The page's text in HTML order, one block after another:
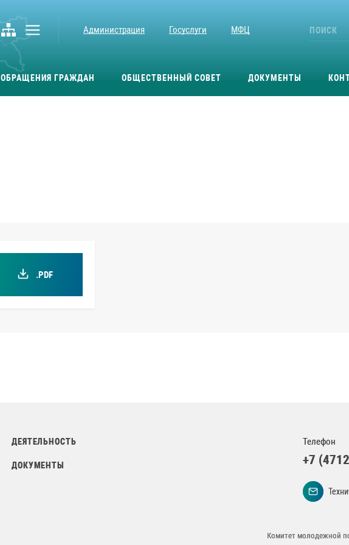
Администрация Госуслуги МФЦ
ОБРАЩЕНИЯ ГРАЖДАН ОБЩЕСТВЕННЫЙ СОВЕТ ДОКУМЕНТЫ
.PDF
ДЕЯТЕЛЬНОСТЬ
ДОКУМЕНТЫ
Телефон
+7
Комитет молодежной